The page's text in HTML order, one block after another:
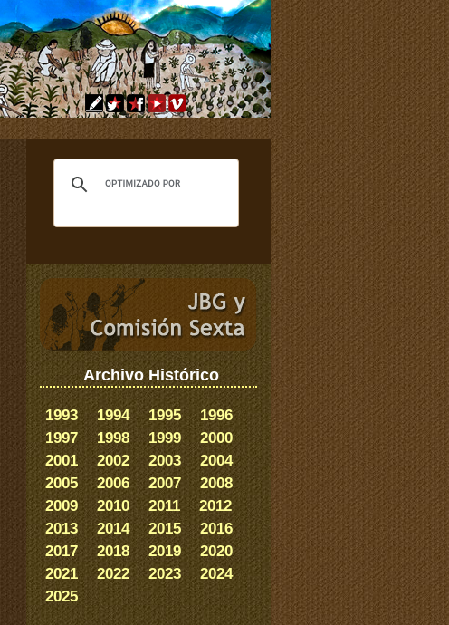
Archivo Histórico
1993 1994 1995
1996
1997
1998 1999
2000
2001
2002 2003
2004
2005
2006 2007
2008
2009
2010 2011
2012
2013
2014 2015
2016
2017
2018 2019
2020
2021
2022 2023
2024
2025